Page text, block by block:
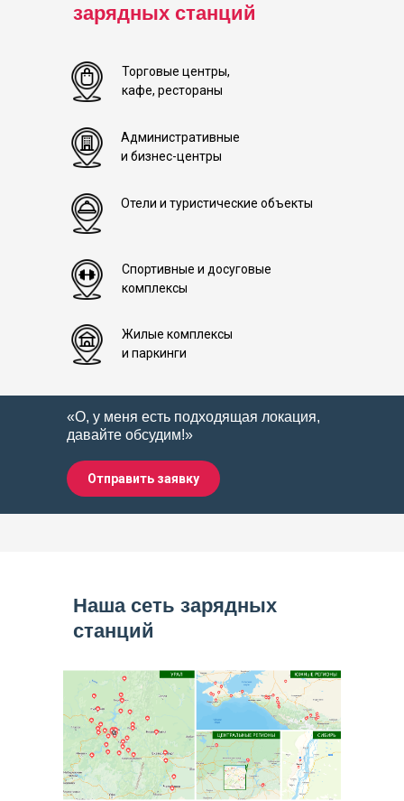
зарядных станций
Торговые центры,
кафе, рестораны
Отели и туристические объекты
Жилые комплексы
и паркинги
Административные
и бизнес-центры
Спортивные и досуговые
комплексы
Отправить заявку
«О, у меня есть подходящая локация,
давайте обсудим!»
Наша сеть зарядных
станций